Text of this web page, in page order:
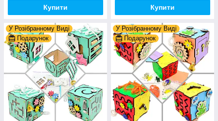
Купити Купити
У Розібранному Виді
Подарунок
У Розібранному Виді
Подарунок